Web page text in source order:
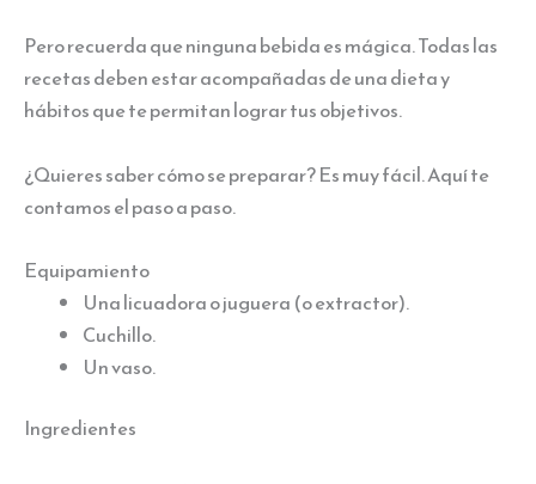
Pero recuerda que ninguna bebida es mágica. Todas las
recetas deben estar acompañadas de una dieta y
hábitos que te permitan lograr tus objetivos.
¿Quieres saber cómo se preparar? Es muy fácil. Aquí te
contamos el paso a paso.
Equipamiento
Una licuadora o juguera (o extractor).
Cuchillo.
Un vaso.
Ingredientes